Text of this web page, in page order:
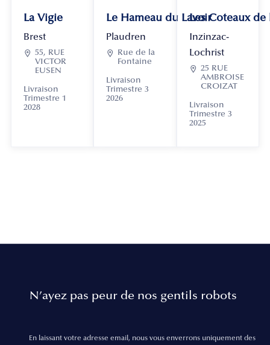
La Vigie
Brest
 55, RUE
VICTOR
EUSEN
Livraison
Trimestre 1
2028
Le Hameau du Lavoir
Plaudren

Rue de la
Fontaine
Livraison
Trimestre 3
2026
Les Coteaux
Inzinzac-
Lochrist
 25 RUE
AMBROISE
CROIZAT
Livraison
Trimestre 3
2025
N’ayez pas peur de nos gentils robots
En laissant votre adresse email, nous vous enverrons uniquement des